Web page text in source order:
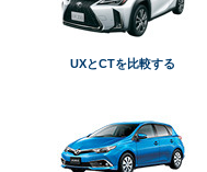
UXとCTを比較する